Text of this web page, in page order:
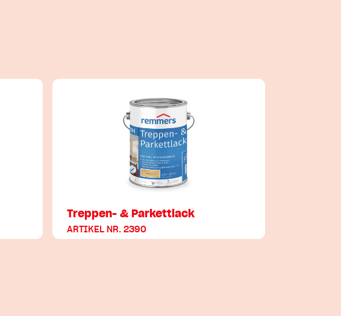
Treppen- & Parkettlack
ARTIKEL NR. 2390